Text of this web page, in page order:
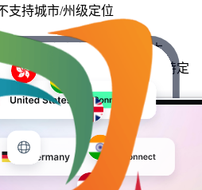
支持城市/州级定位
、地域限定内容、自动化脚本
无IP池，永不过期，不针对特定
取、社交媒体自动化
IP池、过期时间、城市/州定向
SOCKS5、无限流量、IP 池、